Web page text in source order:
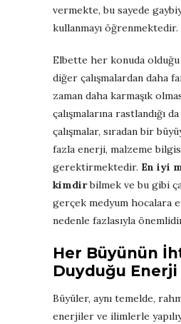
vermekte, bu sayede
kullanmayı öğrenmektedir.
Elbette her konuda olduğu
diğer çalışmalardan daha
zaman daha karmaşık
çalışmalarına rastlandığı
çalışmalar, sıradan bir
fazla enerji, malzeme
gerektirmektedir. En iyi
kimdirbilmek ve bu gibi
gerçek medyum hocalara
nedenle fazlasıyla
Her Büyünün
Duyduğu Enerji
Büyüler, aynı temelde,
enerjiler ve ilimlerle